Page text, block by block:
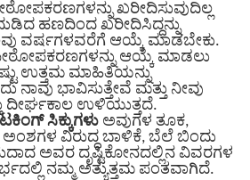
ಖರೀದಿಸುವುದಿಲ್ಲ
ದುಡಿದ ಹಣದಿಂದ ಖರೀದಿಸಿದ್ದನ್ನು
ವರ್ಷಗಳವರೆಗೆ ಆಯ್ಕೆ ಮಾಡಬೇಕು.
ಆಯ್ಕೆ ಮಾಡಲು
ಉತ್ತಮ ಮಾಹಿತಿಯನ್ನು
ನಾವು ಭಾವಿಸುತ್ತೇವೆ ಮತ್ತು ನೀವು
ದೀರ್ಘಕಾಲ ಉಳಿಯುತ್ತದೆ.
ಸಿಕ್ಕುಗಳು ಅವುಗಳ ತೂಕ,
ವಿರುದ್ಧ ಬಾಳಿಕೆ, ಬೆಲೆ ಬಿಂದು
ಅವರ ದೃಷ್ಟಿಕೋನದಲ್ಲಿನ ವಿವರಗಳ
ನಮ್ಮ ಅತ್ಯುತ್ತಮ ಪಂತವಾಗಿದೆ.